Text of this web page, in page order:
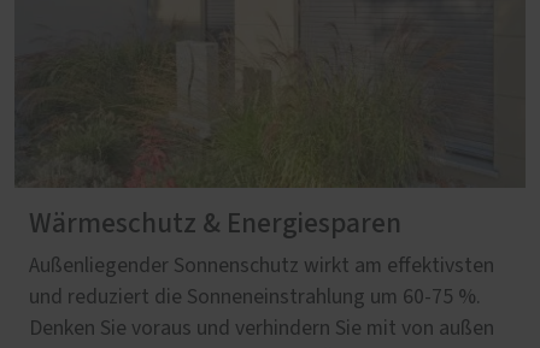
Wärmeschutz & Energiesparen
Außenliegender Sonnenschutz wirkt am effektivsten
und reduziert die Sonneneinstrahlung um 60-75 %.
Denken Sie voraus und verhindern Sie mit von außen